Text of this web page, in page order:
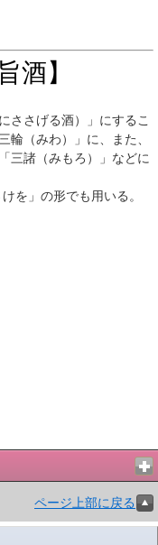
酒】
ささげる酒）」にするこ
輪（みわ）」に、また、
三諸（みもろ）」などに
を」の形でも用いる。
ページ上部に戻る